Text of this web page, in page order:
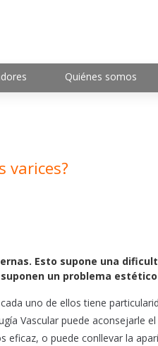
Quiénes somos
varices?
Esto supone una
un problema
uno de ellos tiene
Vascular puede aconsejarle
o puede conllevar la